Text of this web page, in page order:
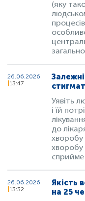
(яку
26.06.2026
13:47
Уявіть
і їй
до
хворобу
хворобу
26.06.2026
13:32
Якість
на 25